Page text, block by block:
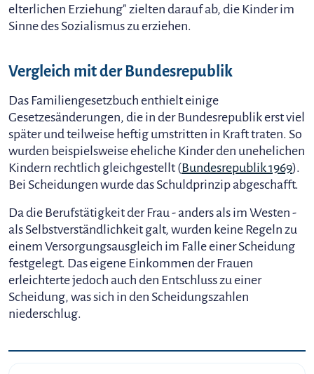
elterlichen Erziehung" zielten darauf ab, die Kinder im
Sinne des Sozialismus zu erziehen.
Vergleich mit der Bundesrepublik
Das Familiengesetzbuch enthielt einige
Gesetzesänderungen, die in der Bundesrepublik erst viel
später und teilweise heftig umstritten in Kraft traten. So
wurden beispielsweise eheliche Kinder den unehelichen
Kindern rechtlich gleichgestellt (Bundesrepublik 1969).
Bei Scheidungen wurde das Schuldprinzip abgeschafft.
Da die Berufstätigkeit der Frau - anders als im Westen -
als Selbstverständlichkeit galt, wurden keine Regeln zu
einem Versorgungsausgleich im Falle einer Scheidung
festgelegt. Das eigene Einkommen der Frauen
erleichterte jedoch auch den Entschluss zu einer
Scheidung, was sich in den Scheidungszahlen
niederschlug.